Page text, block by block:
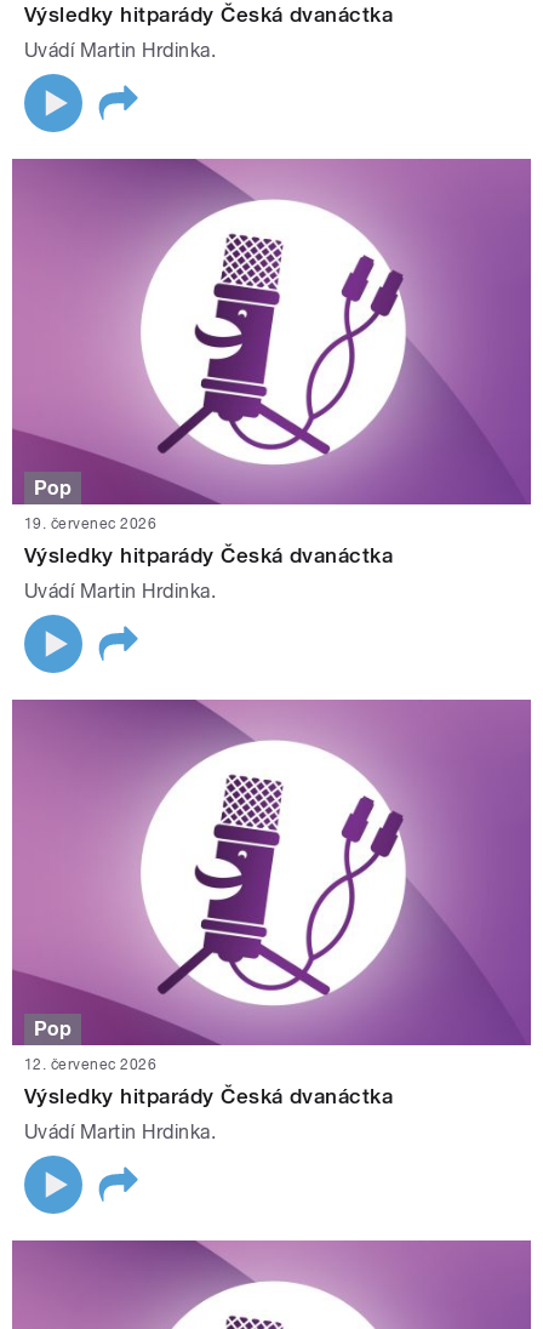
Výsledky hitparády Česká dvanáctka
Uvádí Martin Hrdinka.
Pop
19. červenec 2026
Výsledky hitparády Česká dvanáctka
Uvádí Martin Hrdinka.
Pop
12. červenec 2026
Výsledky hitparády Česká dvanáctka
Uvádí Martin Hrdinka.